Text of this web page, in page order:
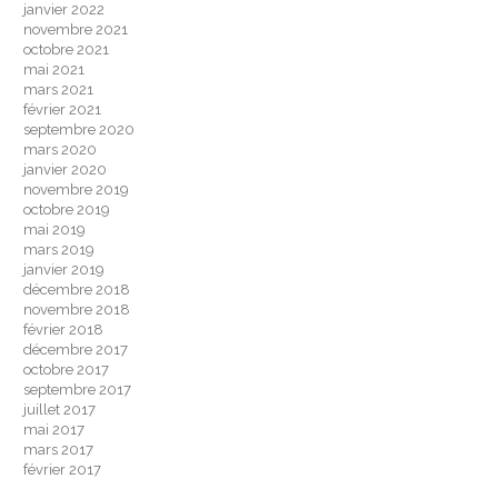
janvier 2022
novembre 2021
octobre 2021
mai 2021
mars 2021
février 2021
septembre 2020
mars 2020
janvier 2020
novembre 2019
octobre 2019
mai 2019
mars 2019
janvier 2019
décembre 2018
novembre 2018
février 2018
décembre 2017
octobre 2017
septembre 2017
juillet 2017
mai 2017
mars 2017
février 2017